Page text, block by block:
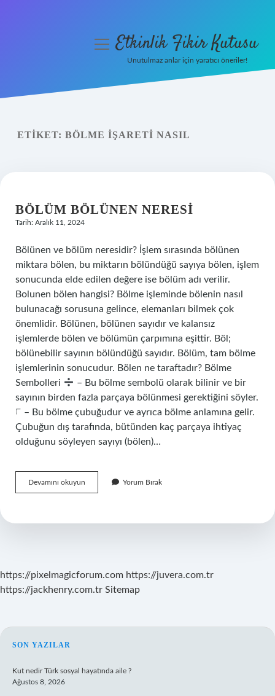
Yasal Uyarı
menüyüEtkinlik Fikir Kutusu
Unutulmaz anlar için yaratıcı öneriler!
ETIKET: BÖLME IŞARETI NASIL
BÖLÜM BÖLÜNEN NERESI
Tarih: Aralık 11, 2024
Bölünen ve bölüm neresidir? İşlem sırasında bölünen
miktara bölen, bu miktarın bölündüğü sayıya bölen, işlem
sonucunda elde edilen değere ise bölüm adı verilir.
Bolunen bölen hangisi? Bölme işleminde bölenin nasıl
bulunacağı sorusuna gelince, elemanları bilmek çok
önemlidir. Bölünen, bölünen sayıdır ve kalansız
işlemlerde bölen ve bölümün çarpımına eşittir. Böl;
bölünebilir sayının bölündüğü sayıdır. Bölüm, tam bölme
işlemlerinin sonucudur. Bölen ne taraftadır? Bölme
Sembolleri
– Bu bölme sembolü olarak bilinir ve bir
sayının birden fazla parçaya bölünmesi gerektiğini söyler.
⟌ – Bu bölme çubuğudur ve ayrıca bölme anlamına gelir.
Çubuğun dış tarafında, bütünden kaç parçaya ihtiyaç
olduğunu söyleyen sayıyı (bölen)…
Devamını okuyun
Bölünen
Yorum Bırak
https://pixelmagicforum.com https://juvera.com.tr
https://jackhenry.com.tr Sitemap
SIDEBAR
SON YAZILAR
Kut nedir Türk sosyal hayatında aile ?
Ağustos 8, 2026